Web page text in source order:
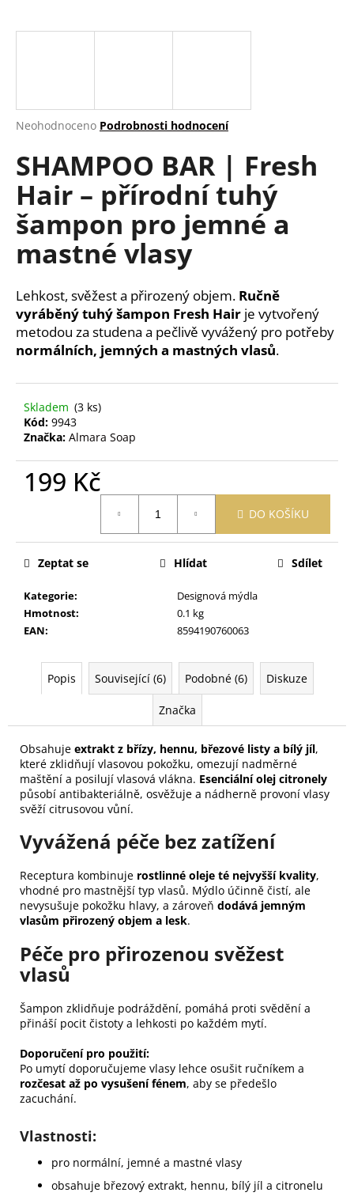
Průměrné
produktu
je
0,0
5
hvězdiček.
Neohodnoceno Podrobnosti hodnocení
SHAMPOO BAR | Fresh
Hair – přírodní tuhý
šampon pro jemné a
mastné vlasy
Lehkost, svěžest a přirozený objem. Ručně
vyráběný tuhý šampon Fresh Hair je vytvořený
metodou za studena a pečlivě vyvážený pro potřeby
normálních, jemných a mastných vlasů.
Skladem (3 ks)
Kód: 9943
Značka: Almara Soap
199 Kč
DO KOŠÍKU
Kategorie:
Designová mýdla
Hmotnost:
0.1 kg
EAN: 8594190760063
Zeptat se Hlídat Sdílet
Popis Související (6) Podobné (6) Diskuze
Značka
Obsahuje extrakt z břízy, hennu, březové listy a bílý jíl,
které zklidňují vlasovou pokožku, omezují nadměrné
maštění a posilují vlasová vlákna. Esenciální olej citronely
působí antibakteriálně, osvěžuje a nádherně provoní vlasy
svěží citrusovou vůní.
Vyvážená péče bez zatížení
Receptura kombinuje rostlinné oleje té nejvyšší kvality,
vhodné pro mastnější typ vlasů. Mýdlo účinně čistí, ale
nevysušuje pokožku hlavy, a zároveň dodává jemným
vlasům přirozený objem a lesk.
Péče pro přirozenou svěžest
vlasů
Šampon zklidňuje podráždění, pomáhá proti svědění a
přináší pocit čistoty a lehkosti po každém mytí.
Doporučení pro použití:
Po umytí doporučujeme vlasy lehce osušit ručníkem a
rozčesat až po vysušení fénem, aby se předešlo
zacuchání.
Vlastnosti:
pro normální, jemné a mastné vlasy
obsahuje březový extrakt, hennu, bílý jíl a citronelu
j
?
HLEDAT
D
o
p
o
r
u
č
e
m
e
OBAL
OČKOVACÍ
PRŮKAZ
ŽIRAFA
395
Kč